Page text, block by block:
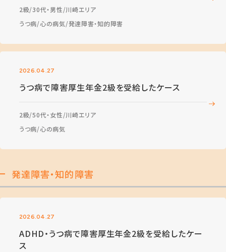
2級 30代・男性 川崎エリア
うつ病 心の病気 発達障害・知的障害
2026.04.27
うつ病で障害厚生年金2級を受給したケース
2級 50代・女性 川崎エリア
うつ病 心の病気
発達障害・知的障害
2026.04.27
ADHD・うつ病で障害厚生年金2級を受給したケー
ス